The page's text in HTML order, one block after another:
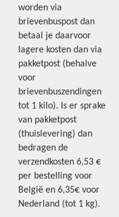
worden via
brievenbuspost dan
betaal je daarvoor
lagere kosten dan via
pakketpost (behalve
voor
brievenbuszendingen
tot 1 kilo). Is er sprake
van pakketpost
(thuislevering) dan
bedragen de
verzendkosten 6,53 €
per bestelling voor
België en 6,35€ voor
Nederland (tot 1 kg).